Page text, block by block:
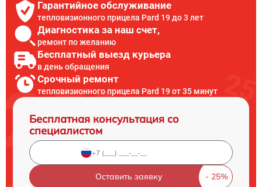
Гарантийное обслуживание
тепловизионного прицела Pard 19 до 3 лет
Диагностика за наш счет,
ремонт по желанию
Бесплатный выезд курьера
в день обращения
Срочный ремонт
тепловизионного прицела Pard 19 от 35 минут
Бесплатная консультация со
специалистом
Оставить заявку